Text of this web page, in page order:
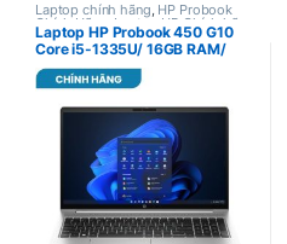
Laptop chính hãng, HP Probook
Chính Hãng ,Laptop HP Chính hãng
Laptop HP Probook 450 G10
Core i5-1335U/ 16GB RAM/
512G SSD/15.6″ FHD/ Win 11
Home/ BẠC/ – New Chính Hãng